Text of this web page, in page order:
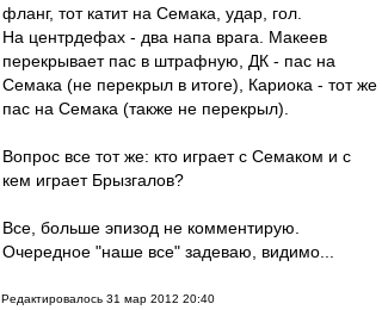
фланг, тот катит на Семака, удар, гол.
На центрдефах - два напа врага. Макеев
перекрывает пас в штрафную, ДК - пас на
Семака (не перекрыл в итоге), Кариока - тот же
пас на Семака (также не перекрыл).
Вопрос все тот же: кто играет с Семаком и с
кем играет Брызгалов?
Все, больше эпизод не комментирую.
Очередное "наше все" задеваю, видимо...
Редактировалось 31 мар 2012 20:40